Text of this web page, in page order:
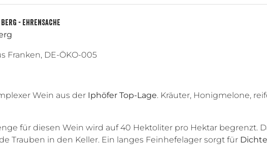
- EHRENSACHE
Franken, DE-ÖKO-005
Wein aus der Iphöfer Top-Lage. Kräuter, Honigmelone,
für diesen Wein wird auf 40 Hektoliter pro Hektar begrenzt.
Trauben in den Keller. Ein langes Feinhefelager sorgt für